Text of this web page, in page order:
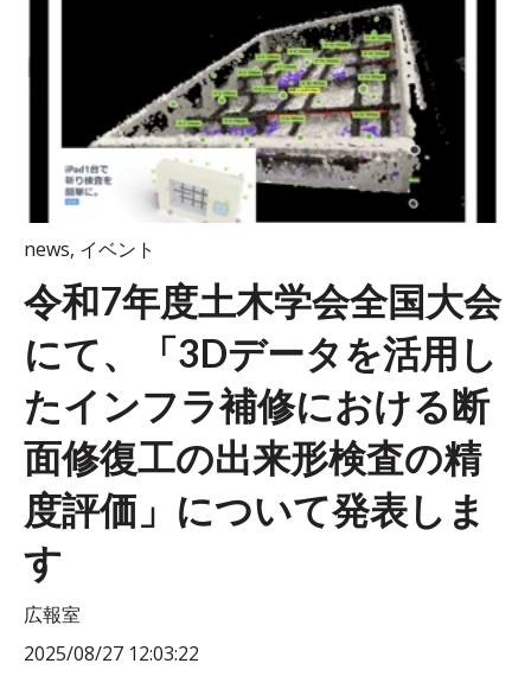
news, イベント
令和7年度土木学会全国大会
にて、「3Dデータを活用し
たインフラ補修における断
面修復工の出来形検査の精
度評価」について発表しま
す
広報室
2025/08/27 12:03:22